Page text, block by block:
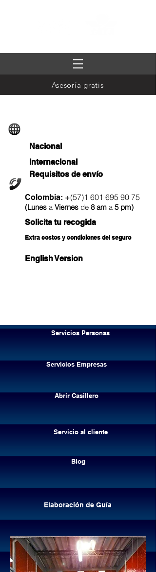
Asesoría gratis
Nacional
Internacional
Requisitos de envío
Colombia: +(57)1 601 695 90 75
(Lunes a Viernes de 8 am a 5 pm)
Solicita tu recogida
Extra costos y condiciones del seguro
English Version
Servicios Personas
Servicios Empresas
Abrir Casillero
Servicio al cliente
Blog
Elaboración de Guía